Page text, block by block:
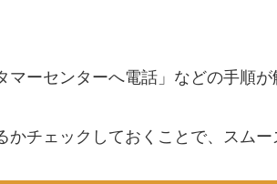
ーセンターへ電話」などの手順が
チェックしておくことで、スムー